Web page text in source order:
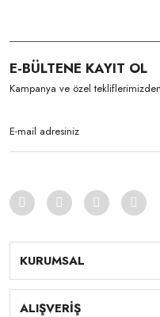
E-BÜLTENE KAYIT OL
Kampanya ve özel
KURUMSAL
ALIŞVERİŞ